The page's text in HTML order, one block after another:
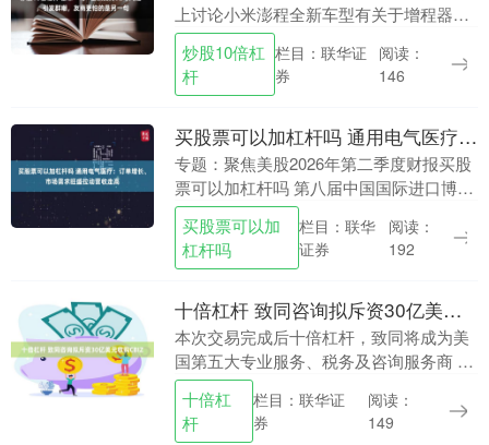
上讨论小米澎程全新车型有关于增程器的
部分时，提到了一句“不挑油，全系支持92
号、95号、98号汽油”，在网络上引发了轩
然大....
炒股10倍杠
杆
栏目：联华证
券
阅读：
146
买股票可以加杠杆吗 通用电气医疗：订单增长、市场需求旺盛拉动营收走高
专题：聚焦美股2026年第二季度财报买股
票可以加杠杆吗 第八届中国国际进口博览
会上，展台上紫色的通用电气医疗品牌标
识。 这家医疗科技企业二季度总营收上涨
5.8....
买股票可以加
杠杆吗
栏目：联华
证券
阅读：
192
十倍杠杆 致同咨询拟斥资30亿美元收购CBIZ
本次交易完成后十倍杠杆，致同将成为美
国第五大专业服务、税务及咨询服务商 专
业服务机构 CBIZ 已同意被致同咨询私有
化收购。 内容速览 专业咨询服务商
CBIZ....
十倍杠
杆
栏目：联华证
券
阅读：
149